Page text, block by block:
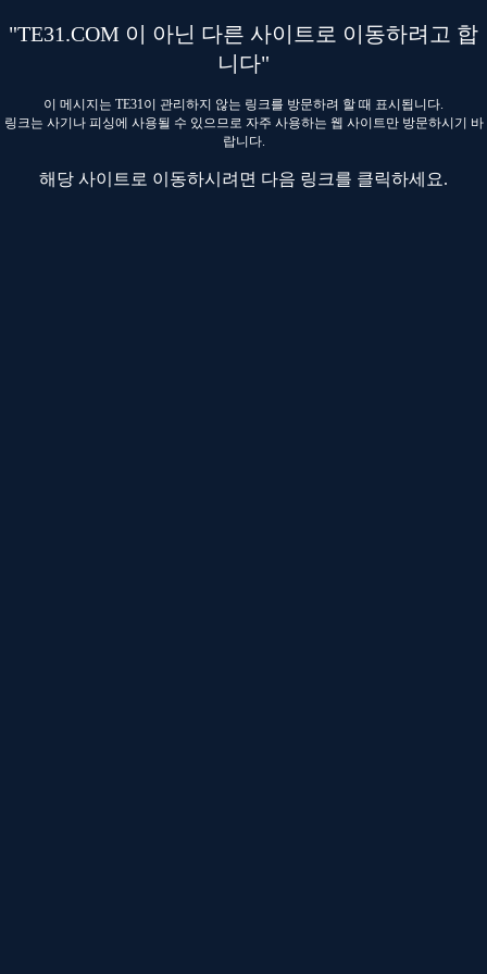
"TE31.COM 이 아닌 다른 사이트로 이동하려고 합
니다"
이 메시지는 TE31이 관리하지 않는 링크를 방문하려 할 때 표시됩니다.
링크는 사기나 피싱에 사용될 수 있으므로 자주 사용하는 웹 사이트만 방문하시기 바
랍니다.
해당 사이트로 이동하시려면 다음 링크를 클릭하세요.